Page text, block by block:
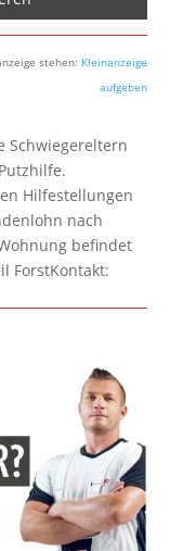
stehen: Kleinanzeige
aufgeben
Schwiegereltern
Hilfestellungen
nach
befindet
ForstKontakt: